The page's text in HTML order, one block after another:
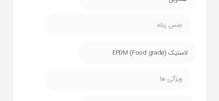
جنس زبانه
لاستیک EPDM (Food grade)
ویژگی ها